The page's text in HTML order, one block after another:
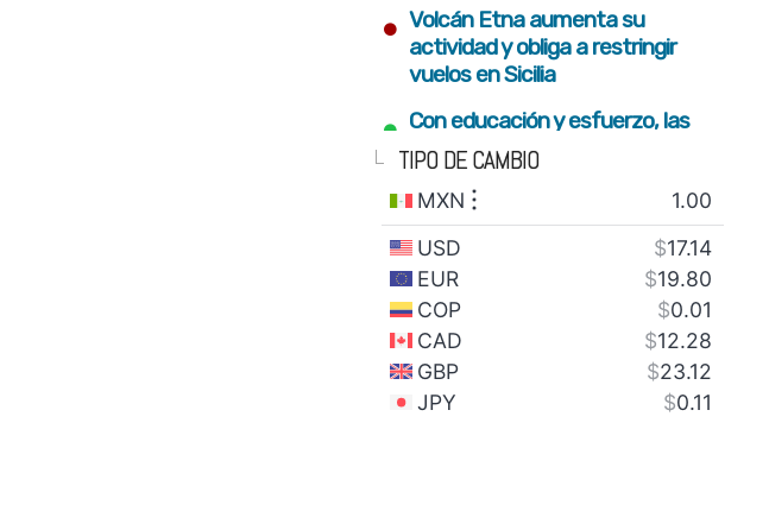
• Volcán Etna aumenta su
actividad y obliga a restringir
vuelos en Sicilia
• Con educación y esfuerzo, las
nuevas generaciones
construyen el futuro del estado
• Fortalecimiento del campo y
conectividad para bienestar de
familias serranas: Armenta Mier
• Gobierno estatal plantará 2
millones de árboles con visión
integral de restauración
TIPO DE CAMBIO